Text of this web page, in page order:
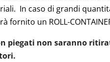
In caso di grandi
fornito un ROLL-
piegati non saranno